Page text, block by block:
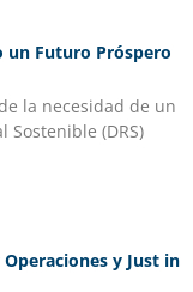
un Futuro Próspero
la necesidad de un
(DRS)
y Just in